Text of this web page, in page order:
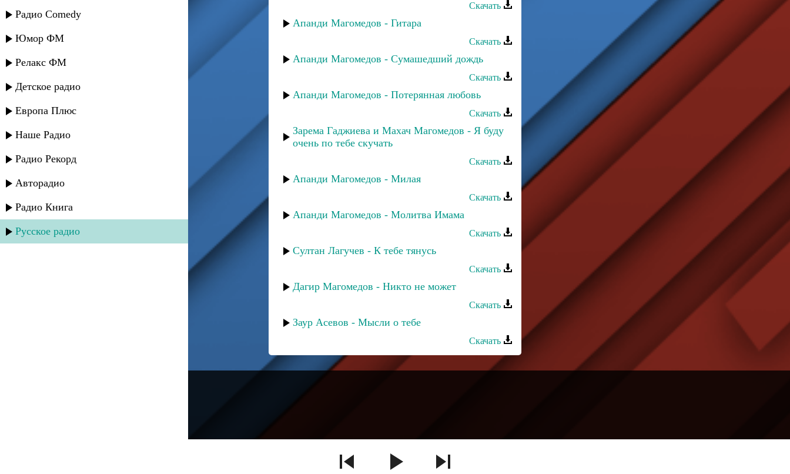
Радио Comedy
Юмор ФМ
Релакс ФМ
Детское радио
Европа Плюс
Наше Радио
Радио Рекорд
Авторадио
Радио Книга
Русское радио
Скачать
Апанди Магомедов - Гитара
Скачать
Апанди Магомедов - Сумашедший дождь
Скачать
Апанди Магомедов - Потерянная любовь
Скачать
Зарема Гаджиева и Махач Магомедов - Я буду
очень по тебе скучать
Скачать
Апанди Магомедов - Милая
Скачать
Апанди Магомедов - Молитва Имама
Скачать
Султан Лагучев - К тебе тянусь
Скачать
Дагир Магомедов - Никто не может
Скачать
Заур Асевов - Мысли о тебе
Скачать